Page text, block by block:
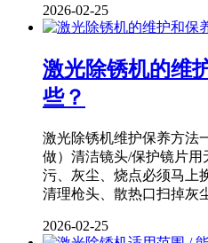
2026-02-25
激光除锈机的维
些？
激光除锈机维护保养方法
做）清洁镜头/保护镜片
污、灰尘、烧点必须马上
清理枪头、散热口扫掉灰
2026-02-25